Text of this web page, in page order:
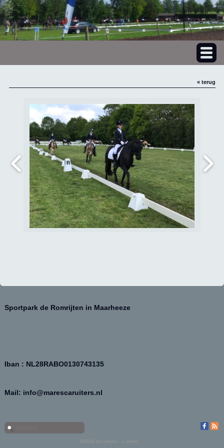
« terug
Sportpark de Romrijten in Maarheeze
Iban : NL28RABO0130743135
Mail: info@marescaruiters.nl
838648
bezoekers - 1 online